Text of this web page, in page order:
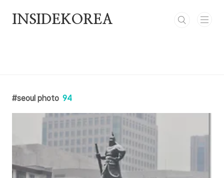
INSIDEKOREA
seoul photo 94